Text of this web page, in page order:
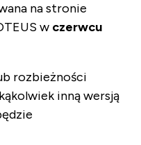
na stronie
w czerwcu
rozbieżności
inną wersją